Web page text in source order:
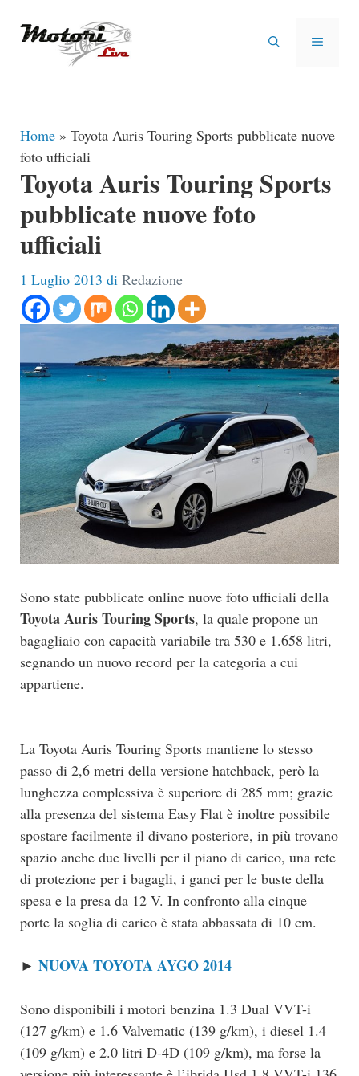
MENU
Home » Toyota Auris Touring Sports pubblicate nuove
foto ufficiali
Toyota Auris Touring Sports
pubblicate nuove foto
ufficiali
1 Luglio 2013 di Redazione
Sono state pubblicate online nuove foto ufficiali della
Toyota Auris Touring Sports, la quale propone un
bagagliaio con capacità variabile tra 530 e 1.658 litri,
segnando un nuovo record per la categoria a cui
appartiene.
La Toyota Auris Touring Sports mantiene lo stesso
passo di 2,6 metri della versione hatchback, però la
lunghezza complessiva è superiore di 285 mm; grazie
alla presenza del sistema Easy Flat è inoltre possibile
spostare facilmente il divano posteriore, in più trovano
spazio anche due livelli per il piano di carico, una rete
di protezione per i bagagli, i ganci per le buste della
spesa e la presa da 12 V. In confronto alla cinque
porte la soglia di carico è stata abbassata di 10 cm.
► NUOVA TOYOTA AYGO 2014
Sono disponibili i motori benzina 1.3 Dual VVT-i
(127 g/km) e 1.6 Valvematic (139 g/km), i diesel 1.4
(109 g/km) e 2.0 litri D-4D (109 g/km), ma forse la